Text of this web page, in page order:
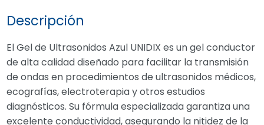
Descripción
El Gel de Ultrasonidos Azul UNIDIX es un gel conductor
de alta calidad diseñado para facilitar la transmisión
de ondas en procedimientos de ultrasonidos médicos,
ecografías, electroterapia y otros estudios
diagnósticos. Su fórmula especializada garantiza una
excelente conductividad, asegurando la nitidez de la